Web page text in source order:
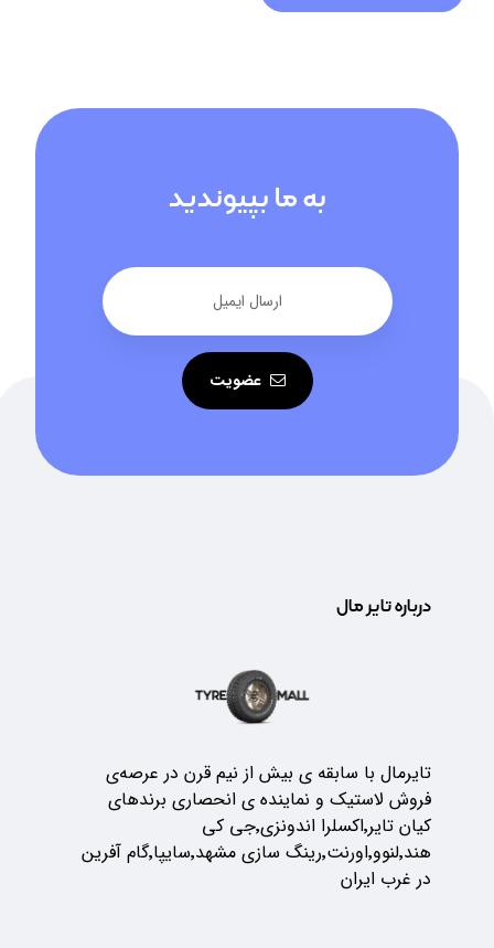
به ما بپیوندید
عضویت
درباره تایر مال
تایرمال با سابقه ی بیش از نیم قرن در عرصه‌ی
فروش لاستیک و نماینده ی انحصاری برندهای
کیان تایر٬اکسلرا اندونزی٬جی کی
هند٬لنوو٬اورنت٬رینگ سازی مشهد٬سایپا٬گام آفرین
در غرب ایران